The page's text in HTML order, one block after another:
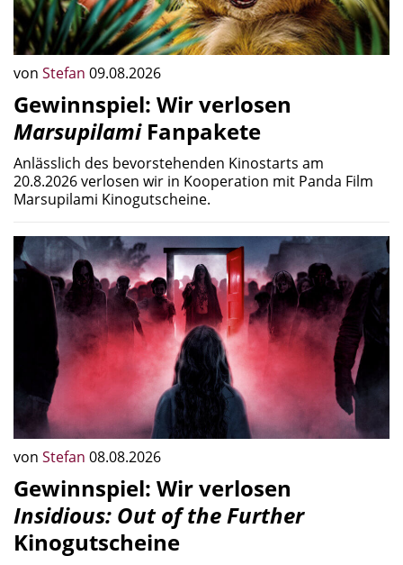
von Stefan 09.08.2026
Gewinnspiel: Wir verlosen
MarsupilamiFanpakete
Anlässlich des bevorstehenden Kinostarts am
20.8.2026 verlosen wir in Kooperation mit Panda Film
Marsupilami Kinogutscheine.
von Stefan 08.08.2026
Gewinnspiel: Wir verlosen
Insidious: Out of the Further
Kinogutscheine